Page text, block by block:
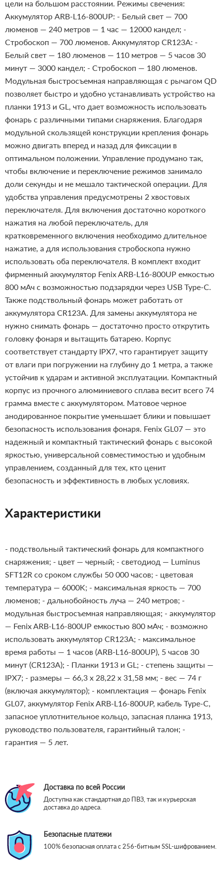
цели на большом расстоянии. Режимы свечения:
Аккумулятор ARB-L16-800UP: - Белый свет — 700
люменов — 240 метров — 1 час — 12000 кандел; -
Стробоскоп — 700 люменов. Аккумулятор CR123A: -
Белый свет — 180 люменов — 110 метров — 5 часов 30
минут — 3000 кандел; - Стробоскоп — 180 люменов.
Модульная быстросъемная направляющая с рычагом QD
позволяет быстро и удобно устанавливать устройство на
планки 1913 и GL, что дает возможность использовать
фонарь с различными типами снаряжения. Благодаря
модульной скользящей конструкции крепления фонарь
можно двигать вперед и назад для фиксации в
оптимальном положении. Управление продумано так,
чтобы включение и переключение режимов занимало
доли секунды и не мешало тактической операции. Для
удобства управления предусмотрены 2 хвостовых
переключателя. Для включения достаточно короткого
нажатия на любой переключатель, для
кратковременного включения необходимо длительное
нажатие, а для использования стробоскопа нужно
использовать оба переключателя. В комплект входит
фирменный аккумулятор Fenix ARB-L16-800UP емкостью
800 мАч с возможностью подзарядки через USB Type-C.
Также подствольный фонарь может работать от
аккумулятора CR123A. Для замены аккумулятора не
нужно снимать фонарь — достаточно просто открутить
головку фонаря и вытащить батарею. Корпус
соответствует стандарту IPX7, что гарантирует защиту
от влаги при погружении на глубину до 1 метра, а также
устойчив к ударам и активной эксплуатации. Компактный
корпус из прочного алюминиевого сплава весит всего 74
грамма вместе с аккумулятором. Матовое черное
анодированное покрытие уменьшает блики и повышает
безопасность использования фонаря. Fenix GL07 — это
надежный и компактный тактический фонарь с высокой
яркостью, универсальной совместимостью и удобным
управлением, созданный для тех, кто ценит
безопасность и эффективность в любых условиях.
Характеристики
- подствольный тактический фонарь для компактного
снаряжения; - цвет — черный; - светодиод — Luminus
SFT12R со сроком службы 50 000 часов; - цветовая
температура — 6000K; - максимальная яркость — 700
люменов; - дальнобойность луча — 240 метров; -
модульная быстросъемная направляющая; - аккумулятор
— Fenix ARB-L16-800UP емкостью 800 мАч; - возможно
использовать аккумулятор CR123A; - максимальное
время работы — 1 часов (ARB-L16-800UP), 5 часов 30
минут (CR123A); - Планки 1913 и GL; - степень защиты —
IPХ7; - размеры — 66,3 x 28,22 x 31,58 мм; - вес — 74 г
(включая аккумулятор); - комплектация — фонарь Fenix
GL07, аккумулятор Fenix ARB-L16-800UP, кабель Type-C,
запасное уплотнительное кольцо, запасная планка 1913,
руководство пользователя, гарантийный талон; -
гарантия — 5 лет.
Доставка по всей России
Доступна как стандартная до ПВЗ, так и курьерская
доставка до адреса.
Безопасные платежи
100% безопасная оплата с 256-битным SSL-шифрованием.